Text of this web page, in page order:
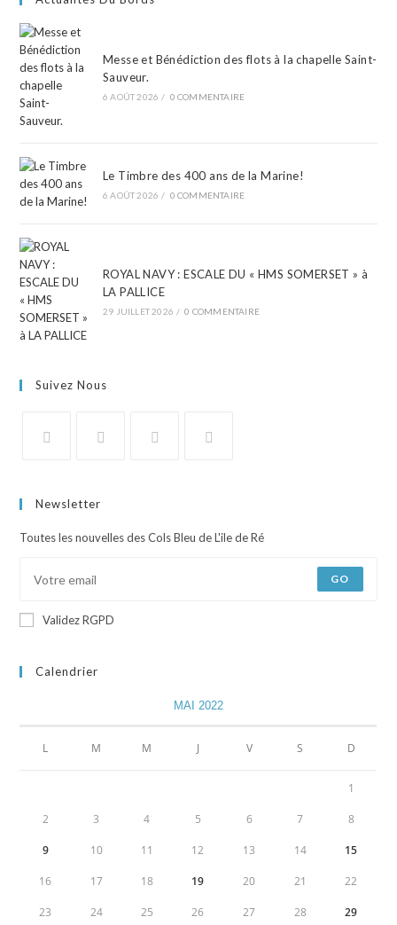
Messe et Bénédiction des flots à la chapelle Saint-
Sauveur.
6 AOÛT 2026 / 0 COMMENTAIRE
Le Timbre des 400 ans de la Marine!
6 AOÛT 2026 / 0 COMMENTAIRE
ROYAL NAVY : ESCALE DU « HMS SOMERSET » à
LA PALLICE
29 JUILLET 2026 / 0 COMMENTAIRE
Suivez Nous
Newsletter
Toutes les nouvelles des Cols Bleu de L'ile de Ré
GO
Validez RGPD
Calendrier
MAI 2022
L M M J V S D
1
2 3 4 5 6 7 8
9 10 11 12 13 14 15
16 17 18 19 20 21 22
23 24 25 26 27 28 29